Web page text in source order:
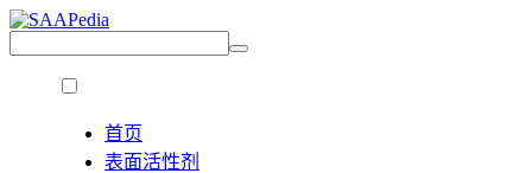
首页
表面活性剂